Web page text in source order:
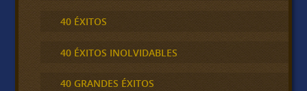
40 ÉXITOS
40 ÉXITOS INOLVIDABLES
40 GRANDES ÉXITOS